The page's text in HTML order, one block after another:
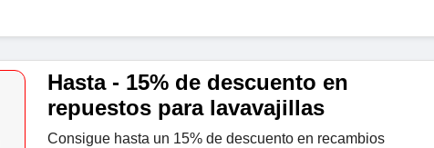
Hasta - 15% de descuento en
repuestos para lavavajillas
Consigue hasta un 15% de descuento en recambios